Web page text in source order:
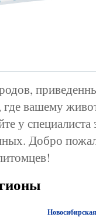
где вашему
у
Добро